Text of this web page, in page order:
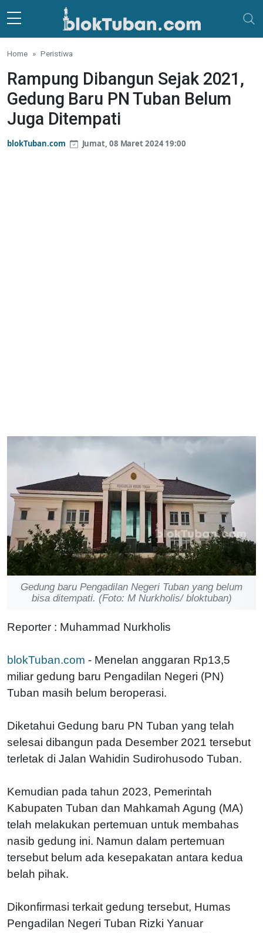
Skip to main content
Home Peristiwa
Rampung Dibangun Sejak 2021,
Gedung Baru PN Tuban Belum
Juga Ditempati
blokTuban.com Jumat, 08 Maret 2024 19:00
Gedung baru Pengadilan Negeri Tuban yang belum
bisa ditempati. (Foto: M Nurkholis/ bloktuban)
Reporter : Muhammad Nurkholis
blokTuban.com - Menelan anggaran Rp13,5
miliar gedung baru Pengadilan Negeri (PN)
Tuban masih belum beroperasi.
Diketahui Gedung baru PN Tuban yang telah
selesai dibangun pada Desember 2021 tersebut
terletak di Jalan Wahidin Sudirohusodo Tuban.
Kemudian pada tahun 2023, Pemerintah
Kabupaten Tuban dan Mahkamah Agung (MA)
telah melakukan pertemuan untuk membahas
nasib gedung ini. Namun dalam pertemuan
tersebut belum ada kesepakatan antara kedua
belah pihak.
Dikonfirmasi terkait gedung tersebut, Humas
Pengadilan Negeri Tuban Rizki Yanuar